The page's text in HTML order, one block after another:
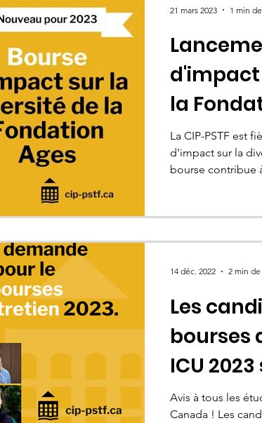
d'impact
la
La CIP-PSTF est
d'impact sur la
bourse contribue
21 mars 2023 1 min
Les
bourses
ICU
ouvertes
Avis à tous les
Canada ! Les
14 déc. 2022 2 min